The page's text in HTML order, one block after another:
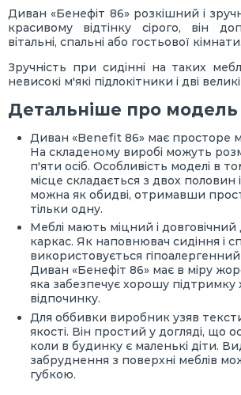
Диван «Бенефіт 86» розкішний і
красивому відтінку сірого, він
вітальні, спальні або гостьової
Зручність при сидінні на таких
невисокі м'які підлокітники і дві
Детальніше про модель
Диван «Benefit 86» має просторе
На складеному виробі можуть
п'яти осіб. Особливість моделі в
місце складається з двох половин
можна як обидві, отримавши
тільки одну.
Меблі мають міцний і
каркас. Як наповнювач сидіння і
використовується гіпоалергенний
Диван «Бенефіт 86» має в міру
яка забезпечує хорошу підтримку
відпочинку.
Для оббивки виробник узяв
якості. Він простий у догляді, що
коли в будинку є маленькі діти.
забруднення з поверхні меблів
губкою.